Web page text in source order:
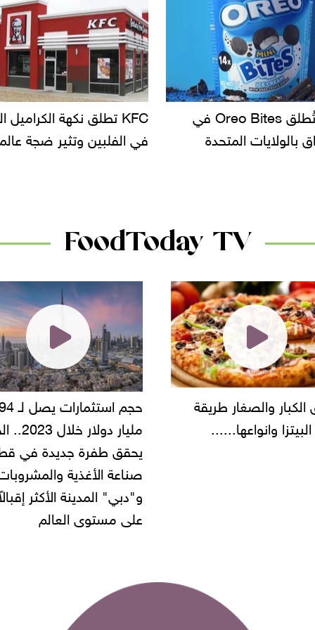
KFC تطلق نكهة الكراميل المملح
وتثير ضجة عالمية
دعوات للتحقيق في أسباب
سحب بعض ألبان الأطفال
FoodToday TV
حجم استثمارات يصل لـ 94
"أمن القاهرة" يضبط
شركة مطاعم استولى على
أموال المواطنين بزعم